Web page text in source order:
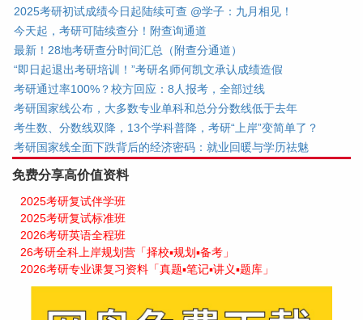
2025考研初试成绩今日起陆续可查 @学子：九月相见！
今天起，考研可陆续查分！附查询通道
最新！28地考研查分时间汇总（附查分通道）
“即日起退出考研培训！”考研名师何凯文承认成绩造假
考研通过率100%？校方回应：8人报考，全部过线
考研国家线公布，大多数专业单科和总分分数线低于去年
考生数、分数线双降，13个学科普降，考研“上岸”变简单了？
考研国家线全面下跌背后的经济密码：就业回暖与学历祛魅
免费分享高价值资料
2025考研复试伴学班
2025考研复试标准班
2026考研英语全程班
26考研全科上岸规划营「择校▪规划▪备考」
2026考研专业课复习资料「真题▪笔记▪讲义▪题库」